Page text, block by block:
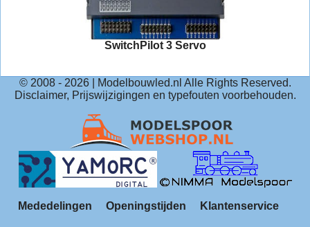
SwitchPilot 3 Servo
© 2008 - 2026| Modelbouwled.nl Alle Rights Reserved.
Disclaimer, Prijswijzigingen en typefouten voorbehouden.
Mededelingen Openingstijden Klantenservice